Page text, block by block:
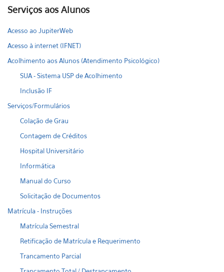
Serviços aos Alunos
Acesso ao JupiterWeb
Acesso à internet (IFNET)
Acolhimento aos Alunos (Atendimento Psicológico)
SUA - Sistema USP de Acolhimento
Inclusão IF
Serviços/Formulários
Colação de Grau
Contagem de Créditos
Hospital Universitário
Informática
Manual do Curso
Solicitação de Documentos
Matrícula - Instruções
Matrícula Semestral
Retificação de Matrícula e Requerimento
Trancamento Parcial